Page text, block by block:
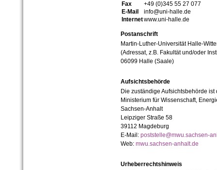
Fax
+49 (0)345 55 27 077
E-Mail
info@uni-halle.de
Internetwww.uni-halle.de
Postanschrift
Martin-Luther-Universität Halle-
(Adressat, z.B. Fakultät und/oder
06099 Halle (Saale)
Aufsichtsbehörde
Die zuständige Aufsichtsbehörde ist
Ministerium für Wissenschaft,
Sachsen-Anhalt
Leipziger Straße 58
39112 Magdeburg
E-Mail: poststelle@mwu.sachsen-
Web: mwu.sachsen-anhalt.de
Urheberrechtshinweis